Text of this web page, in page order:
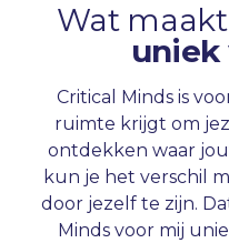
Wat
uniek
Critical Minds is
ruimte krijgt om
ontdekken waar
kun je het verschil
door jezelf te zijn.
Minds voor mij